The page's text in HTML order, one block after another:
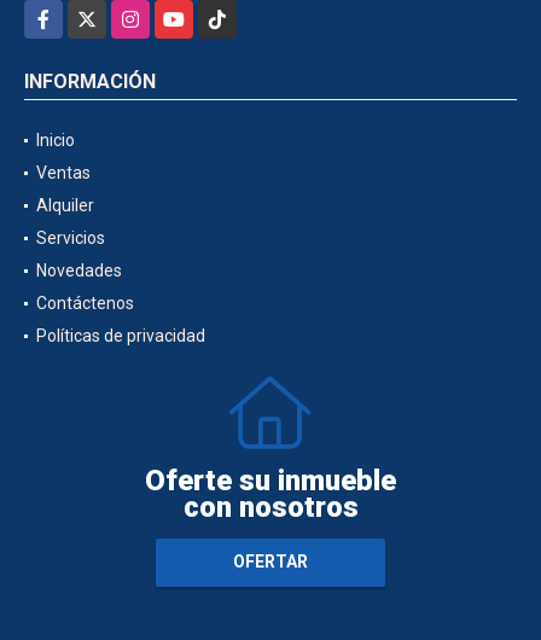
Facebook
InstagramYouTubeTikTok
INFORMACIÓN
Inicio
Ventas
Alquiler
Servicios
Novedades
Contáctenos
Políticas de privacidad
Oferte su inmueble
con nosotros
OFERTAR